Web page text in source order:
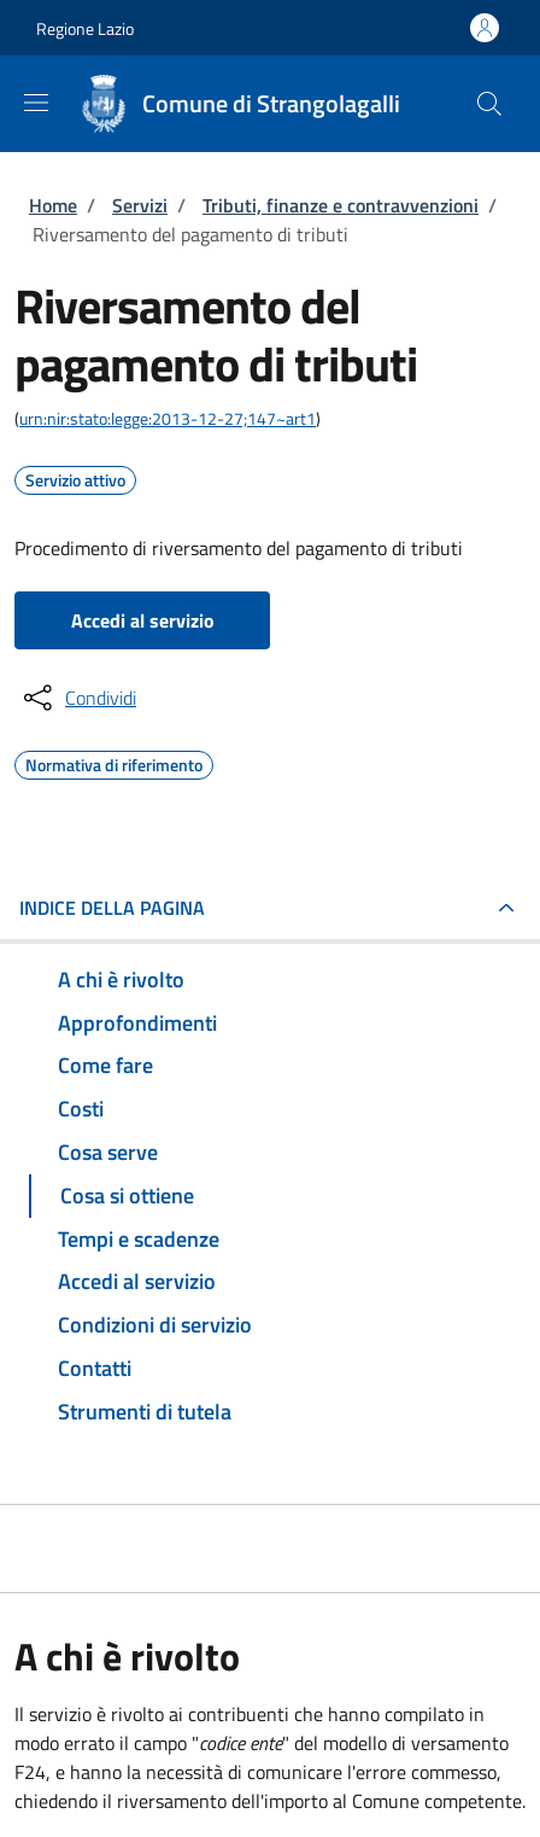
Regione Lazio
Comune di Strangolagalli
Briciole di pane
Home / Servizi / Tributi, finanze e contravvenzioni /
Riversamento del pagamento di tributi
Riversamento del
pagamento di tributi
(urn:nir:stato:legge:2013-12-27;147~art1)
Servizio attivo
Procedimento di riversamento del pagamento di tributi
Accedi al servizio
Condividi
Normativa di riferimento
INDICE DELLA PAGINA
A chi è rivolto
Approfondimenti
Come fare
Costi
Cosa serve
Cosa si ottiene
Tempi e scadenze
Accedi al servizio
Condizioni di servizio
Contatti
Strumenti di tutela
A chi è rivolto
Il servizio è rivolto ai contribuenti che hanno compilato in
modo errato il campo "codice ente" del modello di versamento
F24, e hanno la necessità di comunicare l'errore commesso,
chiedendo il riversamento dell'importo al Comune competente.